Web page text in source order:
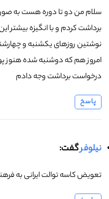
سلام من دو تا دوره هست به
برداشت کردم و با انگیزه بیشتر
نوشتین روزهای یکشنبه و
امروز هم که دوشنبه شده هنوز
درخواست برداشت وجه دادم
پاسخ
نیلوفرگفت:
تعویض کاسه توالت ایرانی به